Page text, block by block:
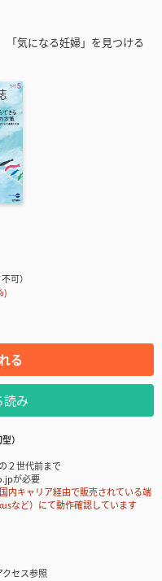
気になる妊婦」を見つける
可）
)
る
読み
）
２世代前まで
が必要
キャリア経由で販売されている端
など）にて動作確認しています
セス参照